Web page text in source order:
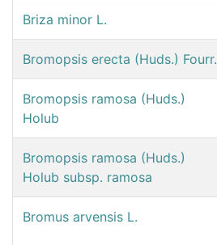
Briza minor L.
Bromopsis erecta (Huds.) Fourr.
Bromopsis ramosa (Huds.)
Holub
Bromopsis ramosa (Huds.)
Holub subsp. ramosa
Bromus arvensis L.